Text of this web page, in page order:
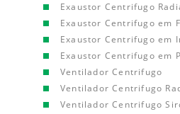
Exaustor Centrifugo
Exaustor Centrifugo em
Exaustor Centrifugo em
Exaustor Centrifugo em
Ventilador Centrifugo
Ventilador Centrifugo
Ventilador Centrifugo